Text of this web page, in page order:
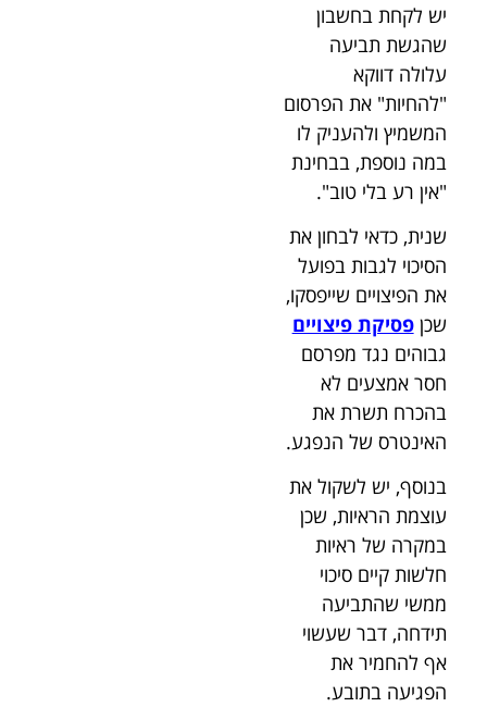
יש לקחת בחשבון
שהגשת תביעה
עלולה דווקא
"להחיות" את הפרסום
המשמיץ ולהעניק לו
במה נוספת, בבחינת
"אין רע בלי טוב".
שנית, כדאי לבחון את
הסיכוי לגבות בפועל
את הפיצויים שייפסקו,
שכןפסיקת פיצויים
גבוהים נגד מפרסם
חסר אמצעים לא
בהכרח תשרת את
האינטרס של הנפגע.
בנוסף, יש לשקול את
עוצמת הראיות, שכן
במקרה של ראיות
חלשות קיים סיכוי
ממשי שהתביעה
תידחה, דבר שעשוי
אף להחמיר את
הפגיעה בתובע.